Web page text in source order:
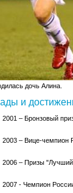
дочь Алина.
и
2001 – Бронзовый
2003 – Вице-чемпион
2006 – Призы
2007 - Чемпион